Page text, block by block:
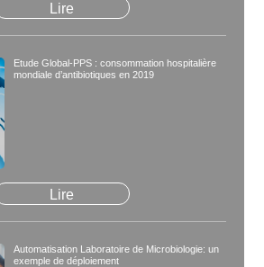
Lire
Etude Global-PPS : consommation hospitalière
mondiale d’antibiotiques en 2019
Lire
Automatisation Laboratoire de Microbiologie: un
exemple de déploiement